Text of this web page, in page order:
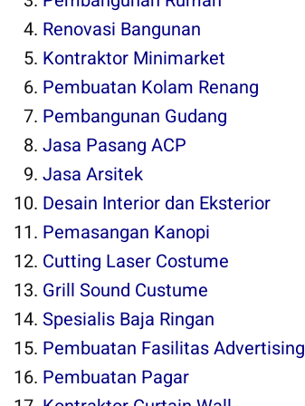
Renovasi Bangunan
Kontraktor Minimarket
Pembuatan Kolam Renang
Pembangunan Gudang
Jasa Pasang ACP
Jasa Arsitek
Desain Interior dan Eksterior
Pemasangan Kanopi
Cutting Laser Costume
Grill Sound Custume
Spesialis Baja Ringan
Pembuatan Fasilitas Advertising
Pembuatan Pagar